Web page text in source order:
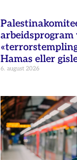
arbeidsprogram
Hamas eller
6. august 2026